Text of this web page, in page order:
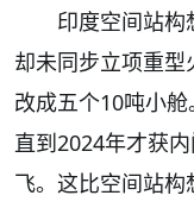
印度空间站构
却未同步立项重型
改成五个10吨小舱
直到2024年才获
飞。这比空间站构